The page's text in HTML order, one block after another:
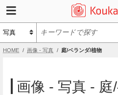
HOME 画像 - 写真 庭/ベランダ/植物
画像 - 写真 -